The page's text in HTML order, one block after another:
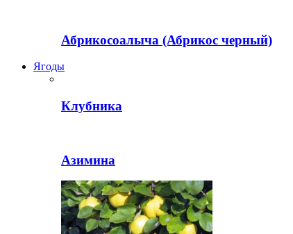
Абрикосоалыча (Абрикос черный)
Ягоды
Клубника
Азимина